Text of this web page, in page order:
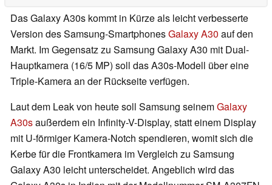
Das Galaxy A30s kommt in Kürze als leicht verbesserte
Version des Samsung-SmartphonesGalaxy A30 auf den
Markt. Im Gegensatz zu Samsung Galaxy A30 mit Dual-
Hauptkamera (16/5 MP) soll das A30s-Modell über eine
Triple-Kamera an der Rückseite verfügen.
Laut dem Leak von heute soll Samsung seinemGalaxy
A30saußerdem ein Infinity-V-Display, statt einem Display
mit U-förmiger Kamera-Notch spendieren, womit sich die
Kerbe für die Frontkamera im Vergleich zu Samsung
Galaxy A30 leicht unterscheidet. Angeblich wird das